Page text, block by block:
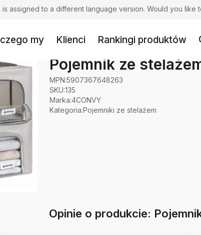
is assigned to a different language version. Would you like
my Klienci Rankingi produktów
Pojemnik ze
MPN:5907367648263
SKU:135
Marka:4CONVY
Kategoria:Pojemniki ze stelażem
Opinie o produkcie: